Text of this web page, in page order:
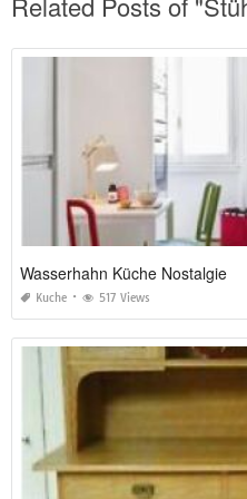
Wasserhahn Küche Nostalgie
Kuche 517 Views